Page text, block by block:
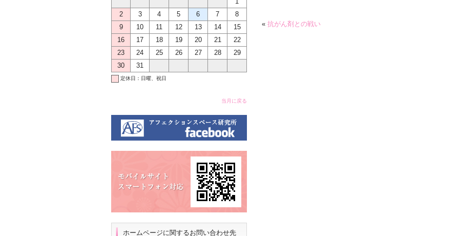
« 抗がん剤との戦い
2
3 4 5 6 7
8
9
10 11 12 13 14
15
16
17 18 19 20 21
22
23
24 25 26 27 28
29
30
31
定休日：日曜、祝日
当月に戻る
ホームページに関するお問い合わせ先